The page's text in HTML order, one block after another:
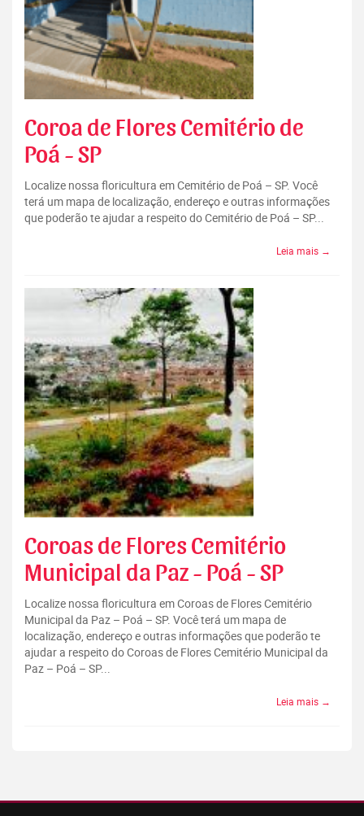
Coroa de Flores Cemitério de
Poá - SP
Localize nossa floricultura em Cemitério de Poá – SP. Você
terá um mapa de localização, endereço e outras informações
que poderão te ajudar a respeito do Cemitério de Poá – SP...
Leia mais →
Coroas de Flores Cemitério
Municipal da Paz - Poá - SP
Localize nossa floricultura em Coroas de Flores Cemitério
Municipal da Paz – Poá – SP. Você terá um mapa de
localização, endereço e outras informações que poderão te
ajudar a respeito do Coroas de Flores Cemitério Municipal da
Paz – Poá – SP...
Leia mais →